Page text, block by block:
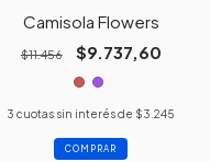
Camisola Flowers
$11.456 $9.737,60
3 cuotas sin interés de $3.245
COMPRAR